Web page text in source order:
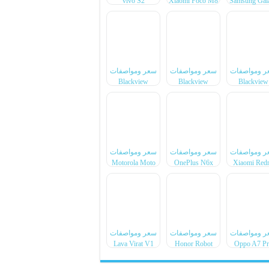
ومواصفات
Blackview
سعر ومواصفات
Blackview
سعر ومواصفات
Blackview
ومواصفات
Xiaomi
سعر ومواصفات
OnePlus N6x
سعر ومواصفات
Motorola Moto
ومواصفات
Oppo A7
سعر ومواصفات
Honor Robot
سعر ومواصفات
Lava Virat V1